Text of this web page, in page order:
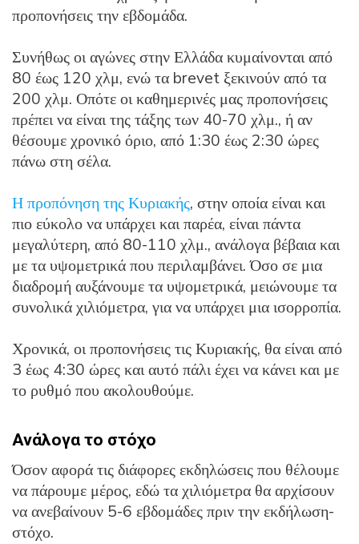
προπονήσεις την εβδομάδα.
Συνήθως οι αγώνες στην Ελλάδα κυμαίνονται από
80 έως 120 χλμ, ενώ τα brevet ξεκινούν από τα
200 χλμ. Οπότε οι καθημερινές μας προπονήσεις
πρέπει να είναι της τάξης των 40-70 χλμ., ή αν
θέσουμε χρονικό όριο, από 1:30 έως 2:30 ώρες
πάνω στη σέλα.
Η προπόνηση της Κυριακής, στην οποία είναι και
πιο εύκολο να υπάρχει και παρέα, είναι πάντα
μεγαλύτερη, από 80-110 χλμ., ανάλογα βέβαια και
με τα υψομετρικά που περιλαμβάνει. Όσο σε μια
διαδρομή αυξάνουμε τα υψομετρικά, μειώνουμε τα
συνολικά χιλιόμετρα, για να υπάρχει μια ισορροπία.
Χρονικά, οι προπονήσεις τις Κυριακής, θα είναι από
3 έως 4:30 ώρες και αυτό πάλι έχει να κάνει και με
το ρυθμό που ακολουθούμε.
Ανάλογα το στόχο
Όσον αφορά τις διάφορες εκδηλώσεις που θέλουμε
να πάρουμε μέρος, εδώ τα χιλιόμετρα θα αρχίσουν
να ανεβαίνουν 5-6 εβδομάδες πριν την εκδήλωση-
στόχο.